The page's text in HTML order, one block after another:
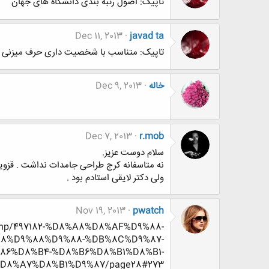
javad ta
Dec 11, 2013
تاپیک: متناسب با شخصیت داری حرف میزنی
خاله Dec 9, 2013
r.mob
Dec 7, 2013
سلام دوست عزیز.
نه متاسفانه کرج طراحی جامدات نداشت .
ولی دکتر لایقی استادم بود .
pwatch
Nov 19, 2013
%D8%A8%D8%AF%D9%88-
%DB%8C%D9%87-
%D8%B6%D8%B1%D8%B1-
page28#273